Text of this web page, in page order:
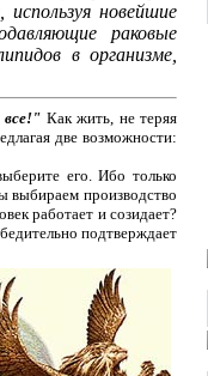
новейшие
раковые
в организме,
все!" Как жить, не теряя
две возможности:
его. Ибо только
выбираем производство
работает и созидает?
подтверждает